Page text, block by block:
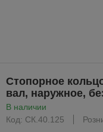
Стопорное
вал, наружное,
В наличии
Код: CК.40.125